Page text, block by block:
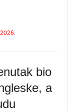
bio
a